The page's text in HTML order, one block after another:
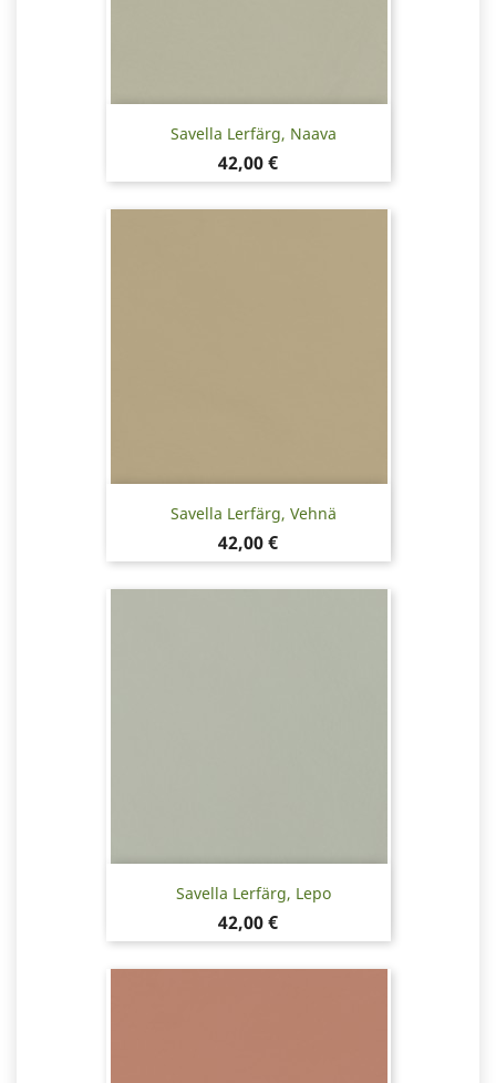
Savella Lerfärg, Naava
Pris
42,00 €
Savella Lerfärg, Vehnä
Pris
42,00 €
Savella Lerfärg, Lepo
Pris
42,00 €